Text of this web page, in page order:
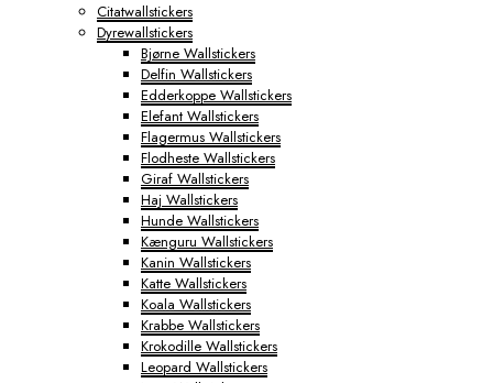
Citatwallstickers
Dyrewallstickers
Bjørne Wallstickers
Delfin Wallstickers
Edderkoppe Wallstickers
Elefant Wallstickers
Flagermus Wallstickers
Flodheste Wallstickers
Giraf Wallstickers
Haj Wallstickers
Hunde Wallstickers
Kænguru Wallstickers
Kanin Wallstickers
Katte Wallstickers
Koala Wallstickers
Krabbe Wallstickers
Krokodille Wallstickers
Leopard Wallstickers